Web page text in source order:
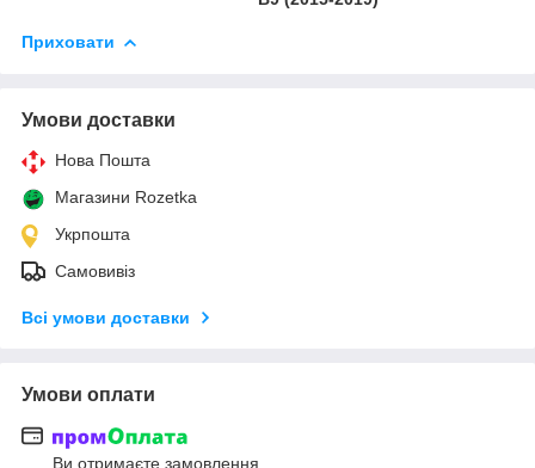
Приховати
Умови доставки
Нова Пошта
Магазини Rozetka
Укрпошта
Самовивіз
Всі умови доставки
Умови оплати
Ви отримаєте замовлення